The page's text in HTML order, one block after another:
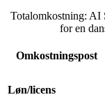
Totalomkostning: AI
for en
Omkostningspost
Løn/licens